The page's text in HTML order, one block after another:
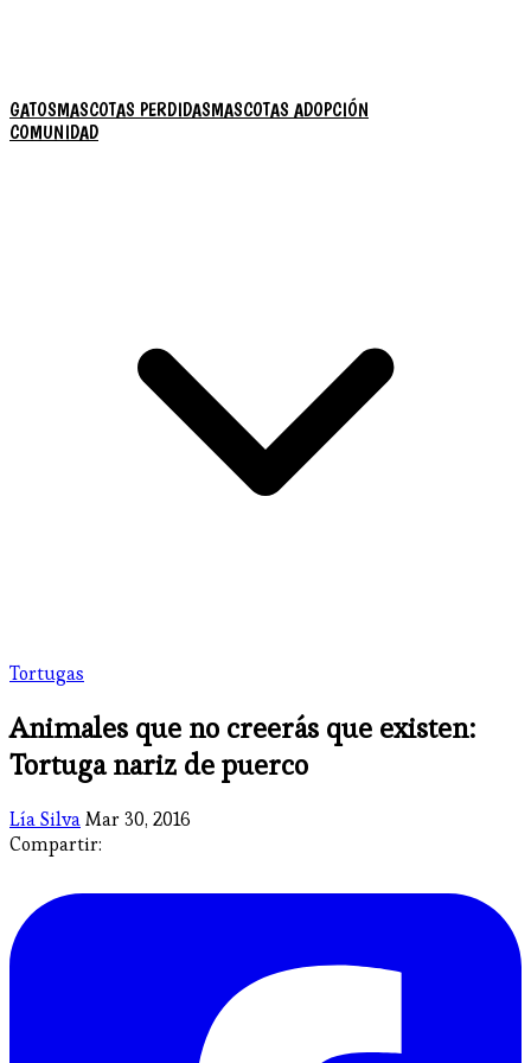
GATOSMASCOTAS PERDIDASMASCOTAS ADOPCIÓN
COMUNIDAD
Tortugas
Animales que no creerás que existen:
Tortuga nariz de puerco
Lía SilvaMar 30, 2016
Compartir: